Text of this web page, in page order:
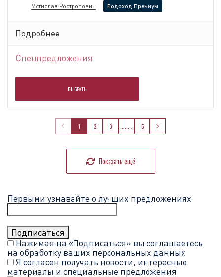
Мстислав Ростропович Водоход.Премиум
Подробнее
Спецпредложения
ВЫБРАТЬ
1 2 3 5
Показать ещё
Первыми узнавайте о лучших предложениях
Нажимая на «Подписаться» вы соглашаетесь
на обработку ваших персональных данных
Я согласен получать новости, интересные
материалы и специальные предложения